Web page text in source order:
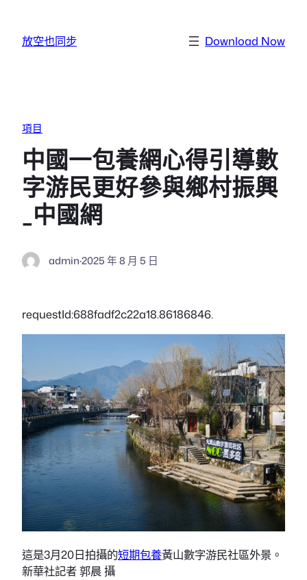
放空也同步 Download Now
項目
中國一包養網心得引導數
字游民更好參與鄉村振興
_中國網
admin·2025 年 8 月 5 日
requestId:688fadf2c22a18.86186846.
這是3月20日拍攝的短期包養黃山數字游民社區外景。
新華社記者 郭晨 攝